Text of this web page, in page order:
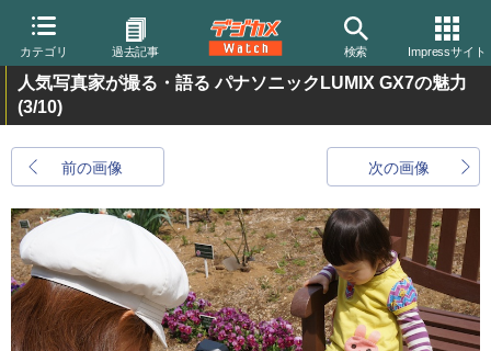
カテゴリ 過去記事 検索 Impressサイト
人気写真家が撮る・語る パナソニックLUMIX GX7の魅力
(3/10)
前の画像 次の画像